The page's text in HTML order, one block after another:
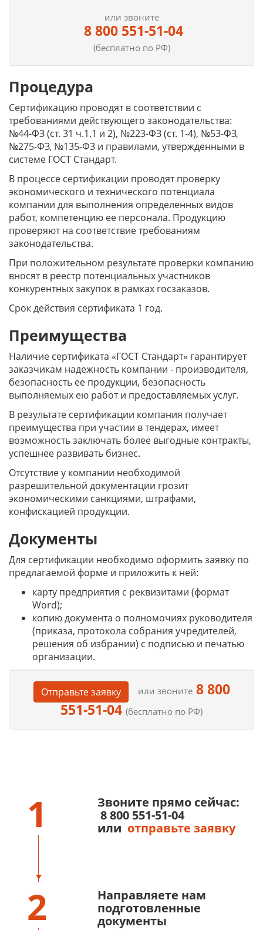
или звоните
8 800 551-51-04
(бесплатно по РФ)
Процедура
Сертификацию проводят в соответствии с
требованиями действующего законодательства:
№44-ФЗ (ст. 31 ч.1.1 и 2), №223-ФЗ (ст. 1-4), №53-ФЗ,
№275-ФЗ, №135-ФЗ и правилами, утвержденными в
системе ГОСТ Стандарт.
В процессе сертификации проводят проверку
экономического и технического потенциала
компании для выполнения определенных видов
работ, компетенцию ее персонала. Продукцию
проверяют на соответствие требованиям
законодательства.
При положительном результате проверки компанию
вносят в реестр потенциальных участников
конкурентных закупок в рамках госзаказов.
Срок действия сертификата 1 год.
Преимущества
Наличие сертификата «ГОСТ Стандарт» гарантирует
заказчикам надежность компании - производителя,
безопасность ее продукции, безопасность
выполняемых ею работ и предоставляемых услуг.
В результате сертификации компания получает
преимущества при участии в тендерах, имеет
возможность заключать более выгодные контракты,
успешнее развивать бизнес.
Отсутствие у компании необходимой
разрешительной документации грозит
экономическими санкциями, штрафами,
конфискацией продукции.
Документы
Для сертификации необходимо оформить заявку по
предлагаемой форме и приложить к ней:
карту предприятия с реквизитами (формат
Word);
копию документа о полномочиях руководителя
(приказа, протокола собрания учредителей,
решения об избрании) с подписью и печатью
организации.
Отправьте заявку или звоните8 800
551-51-04 (бесплатно по РФ)
1
Звоните прямо сейчас:
8 800 551-51-04
или отправьте заявку
2
Направляете нам
подготовленные
документы